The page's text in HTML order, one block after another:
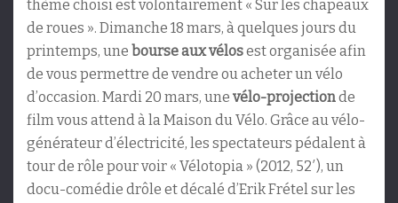
thème choisi est volontairement « Sur les chapeaux
de roues ». Dimanche 18 mars, à quelques jours du
printemps, une bourse aux vélosest organisée afin
de vous permettre de vendre ou acheter un vélo
d’occasion. Mardi 20 mars, une vélo-projectionde
film vous attend à la Maison du Vélo. Grâce au vélo-
générateur d’électricité, les spectateurs pédalent à
tour de rôle pour voir « Vélotopia » (2012, 52′), un
docu-comédie drôle et décalé d’Erik Frétel sur les